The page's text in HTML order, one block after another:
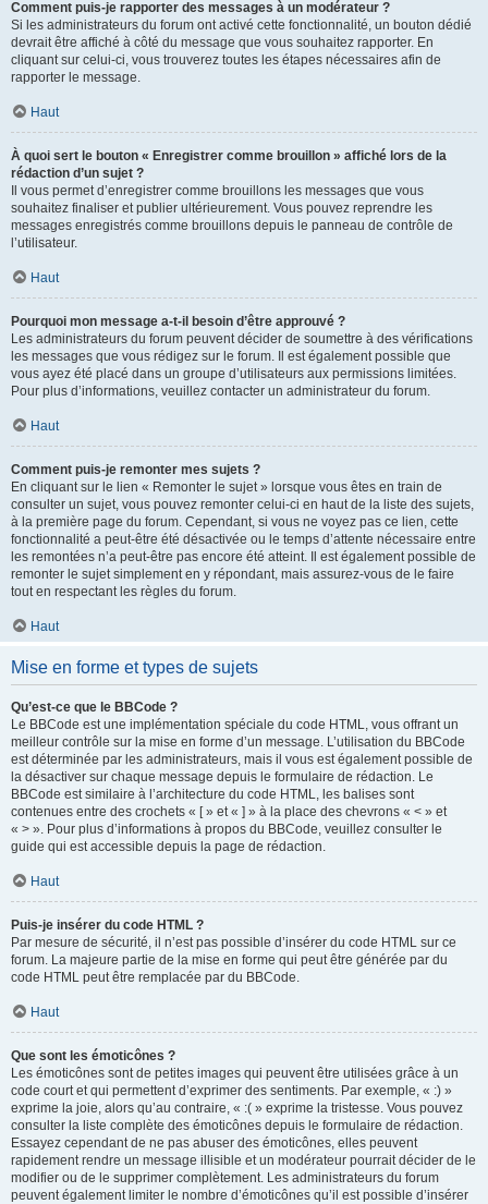
Comment puis-je rapporter des messages à un modérateur ?
Si les administrateurs du forum ont activé cette fonctionnalité, un bouton dédié
devrait être affiché à côté du message que vous souhaitez rapporter. En
cliquant sur celui-ci, vous trouverez toutes les étapes nécessaires afin de
rapporter le message.
Haut
À quoi sert le bouton « Enregistrer comme brouillon » affiché lors de la
rédaction d’un sujet ?
Il vous permet d’enregistrer comme brouillons les messages que vous
souhaitez finaliser et publier ultérieurement. Vous pouvez reprendre les
messages enregistrés comme brouillons depuis le panneau de contrôle de
l’utilisateur.
Haut
Pourquoi mon message a-t-il besoin d’être approuvé ?
Les administrateurs du forum peuvent décider de soumettre à des vérifications
les messages que vous rédigez sur le forum. Il est également possible que
vous ayez été placé dans un groupe d’utilisateurs aux permissions limitées.
Pour plus d’informations, veuillez contacter un administrateur du forum.
Haut
Comment puis-je remonter mes sujets ?
En cliquant sur le lien « Remonter le sujet » lorsque vous êtes en train de
consulter un sujet, vous pouvez remonter celui-ci en haut de la liste des sujets,
à la première page du forum. Cependant, si vous ne voyez pas ce lien, cette
fonctionnalité a peut-être été désactivée ou le temps d’attente nécessaire entre
les remontées n’a peut-être pas encore été atteint. Il est également possible de
remonter le sujet simplement en y répondant, mais assurez-vous de le faire
tout en respectant les règles du forum.
Haut
Mise en forme et types de sujets
Qu’est-ce que le BBCode ?
Le BBCode est une implémentation spéciale du code HTML, vous offrant un
meilleur contrôle sur la mise en forme d’un message. L’utilisation du BBCode
est déterminée par les administrateurs, mais il vous est également possible de
la désactiver sur chaque message depuis le formulaire de rédaction. Le
BBCode est similaire à l’architecture du code HTML, les balises sont
contenues entre des crochets « [ » et « ] » à la place des chevrons « < » et
« > ». Pour plus d’informations à propos du BBCode, veuillez consulter le
guide qui est accessible depuis la page de rédaction.
Haut
Puis-je insérer du code HTML ?
Par mesure de sécurité, il n’est pas possible d’insérer du code HTML sur ce
forum. La majeure partie de la mise en forme qui peut être générée par du
code HTML peut être remplacée par du BBCode.
Haut
Que sont les émoticônes ?
Les émoticônes sont de petites images qui peuvent être utilisées grâce à un
code court et qui permettent d’exprimer des sentiments. Par exemple, « :) »
exprime la joie, alors qu’au contraire, « :( » exprime la tristesse. Vous pouvez
consulter la liste complète des émoticônes depuis le formulaire de rédaction.
Essayez cependant de ne pas abuser des émoticônes, elles peuvent
rapidement rendre un message illisible et un modérateur pourrait décider de le
modifier ou de le supprimer complètement. Les administrateurs du forum
peuvent également limiter le nombre d’émoticônes qu’il est possible d’insérer